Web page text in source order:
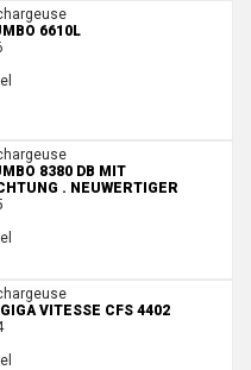
6610L
. Neuwertiger
8380 DB MIT
. NEUWERTIGER
VITESSE CFS 4402